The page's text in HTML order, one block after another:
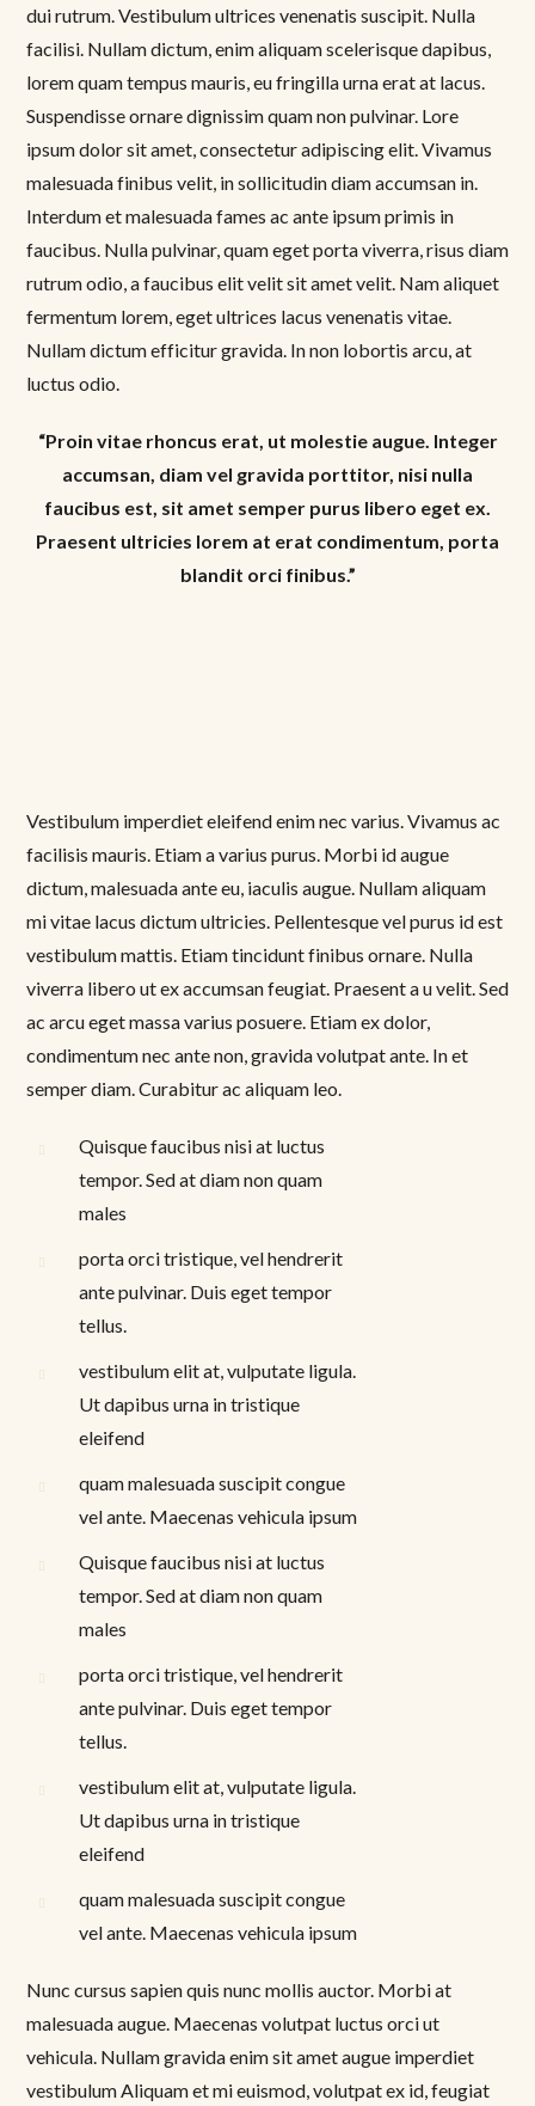
dui rutrum. Vestibulum ultrices venenatis suscipit. Nulla
facilisi. Nullam dictum, enim aliquam scelerisque dapibus,
lorem quam tempus mauris, eu fringilla urna erat at lacus.
Suspendisse ornare dignissim quam non pulvinar. Lore
ipsum dolor sit amet, consectetur adipiscing elit. Vivamus
malesuada finibus velit, in sollicitudin diam accumsan in.
Interdum et malesuada fames ac ante ipsum primis in
faucibus. Nulla pulvinar, quam eget porta viverra, risus diam
rutrum odio, a faucibus elit velit sit amet velit. Nam aliquet
fermentum lorem, eget ultrices lacus venenatis vitae.
Nullam dictum efficitur gravida. In non lobortis arcu, at
luctus odio.
“Proin vitae rhoncus erat, ut molestie augue. Integer
accumsan, diam vel gravida porttitor, nisi nulla
faucibus est, sit amet semper purus libero eget ex.
Praesent ultricies lorem at erat condimentum, porta
blandit orci finibus.”
Vestibulum imperdiet eleifend enim nec varius. Vivamus ac
facilisis mauris. Etiam a varius purus. Morbi id augue
dictum, malesuada ante eu, iaculis augue. Nullam aliquam
mi vitae lacus dictum ultricies. Pellentesque vel purus id est
vestibulum mattis. Etiam tincidunt finibus ornare. Nulla
viverra libero ut ex accumsan feugiat. Praesent a u velit. Sed
ac arcu eget massa varius posuere. Etiam ex dolor,
condimentum nec ante non, gravida volutpat ante. In et
semper diam. Curabitur ac aliquam leo.
Quisque faucibus nisi at luctus
tempor. Sed at diam non quam
males
porta orci tristique, vel hendrerit
ante pulvinar. Duis eget tempor
tellus.
vestibulum elit at, vulputate ligula.
Ut dapibus urna in tristique
eleifend
quam malesuada suscipit congue
vel ante. Maecenas vehicula ipsum
Quisque faucibus nisi at luctus
tempor. Sed at diam non quam
males
porta orci tristique, vel hendrerit
ante pulvinar. Duis eget tempor
tellus.
vestibulum elit at, vulputate ligula.
Ut dapibus urna in tristique
eleifend
quam malesuada suscipit congue
vel ante. Maecenas vehicula ipsum
Nunc cursus sapien quis nunc mollis auctor. Morbi at
malesuada augue. Maecenas volutpat luctus orci ut
vehicula. Nullam gravida enim sit amet augue imperdiet
vestibulum Aliquam et mi euismod, volutpat ex id, feugiat